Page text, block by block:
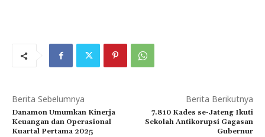
Berita Sebelumnya
Danamon Umumkan Kinerja
Keuangan dan Operasional
Kuartal Pertama 2025
Berita Berikutnya
7.810 Kades se-Jateng Ikuti
Sekolah Antikorupsi Gagasan
Gubernur